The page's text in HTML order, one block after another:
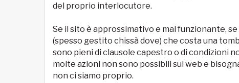
del proprio interlocutore.
Se il sito è approssimativo e mal funzionante,
(spesso gestito chissà dove) che costa una
sono pieni di clausole capestro o di condizioni
molte azioni non sono possibili sul web e
non ci siamo proprio.